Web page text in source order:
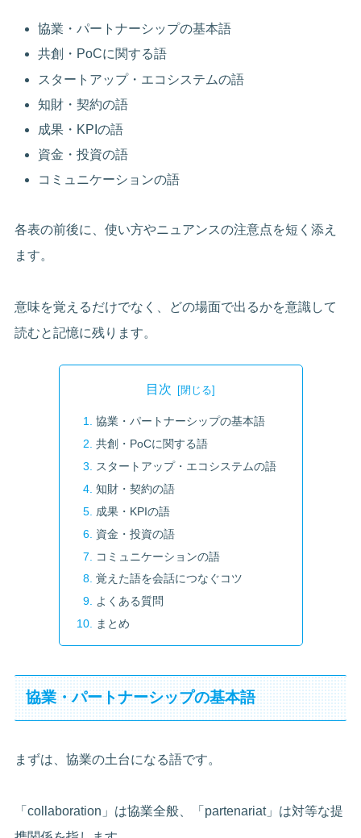
協業・パートナーシップの基本語
共創・PoCに関する語
スタートアップ・エコシステムの語
知財・契約の語
成果・KPIの語
資金・投資の語
コミュニケーションの語
各表の前後に、使い方やニュアンスの注意点を短く添え
ます。
意味を覚えるだけでなく、どの場面で出るかを意識して
読むと記憶に残ります。
目次
協業・パートナーシップの基本語
共創・PoCに関する語
スタートアップ・エコシステムの語
知財・契約の語
成果・KPIの語
資金・投資の語
コミュニケーションの語
覚えた語を会話につなぐコツ
よくある質問
まとめ
協業・パートナーシップの基本語
まずは、協業の土台になる語です。
「collaboration」は協業全般、「partenariat」は対等な提